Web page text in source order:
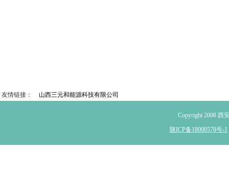
友情链接： 山西三元和能源科技有限公司
Copyright 2008 西
陕ICP备18000578号-1